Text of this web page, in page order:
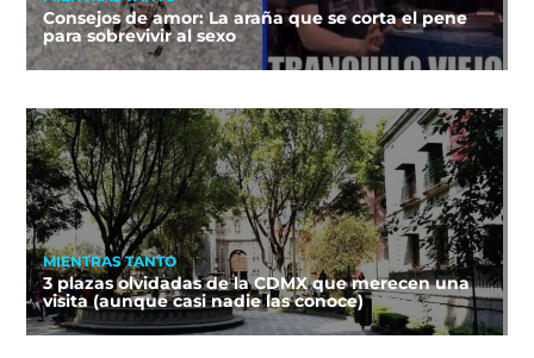
Consejos de amor: La araña que se corta el pene
para sobrevivir al sexo
MIENTRAS TANTO
3 plazas olvidadas de la CDMX que merecen una
visita (aunque casi nadie las conoce)